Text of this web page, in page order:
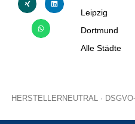
Leipzig
Dortmund
Alle Städte
HERSTELLERNEUTRAL ·